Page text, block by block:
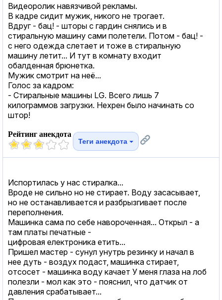
Видеоролик навязчивой рекламы.
В кадре сидит мужик, никого не трогает.
Вдруг - бац! - шторы с гардин снялись и в
стиральную машину сами полетели. Потом - бац! -
с него одежда слетает и тоже в стиральную
машину летит... И тут в комнату входит
обалденная брюнетка.
Мужик смотрит на неё...
Голос за кадром:
- Стиральные машины LG. Всего лишь 7
килограммов загрузки. Нехрен было начинать со
штор!
Рейтинг анекдота
Теги анекдота
Испортилась у нас стиралка...
Вроде не сильно но не стирает. Воду засасывает,
но не останавливается и разбрызгивает после
переполнения.
Машинка сама по себе навороченная... Открыл - а
там платы печатные -
цифровая електроника етить...
Пришел мастер - сунул унутрь резинку и начал в
нее дуть - воздух подаст, машинка стирает,
отсосет - машинка воду качает У меня глаза на лоб
полезли - мол как это - пояснил, что датчик от
давления срабатывает...